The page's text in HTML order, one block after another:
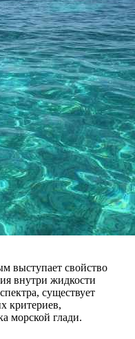
выступает свойство
внутри жидкости
существует
критериев,
морской глади.